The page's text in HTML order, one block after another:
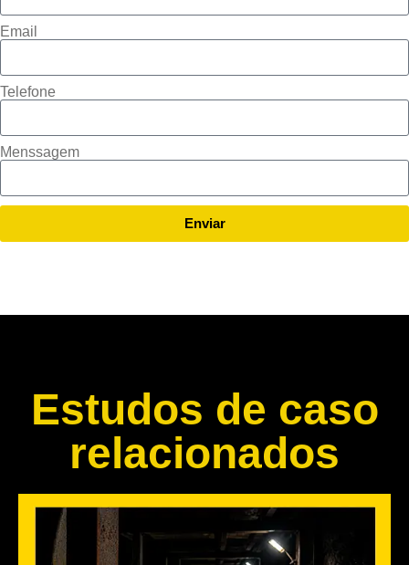
Email
Telefone
Menssagem
Enviar
Estudos de caso
relacionados